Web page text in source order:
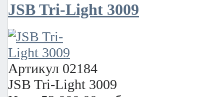
JSB Tri-Light 3009
Артикул 02184
JSB Tri-Light 3009